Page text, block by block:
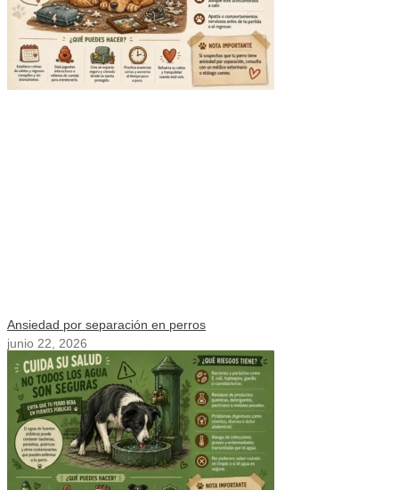
Ansiedad por separación en perros
junio 22, 2026